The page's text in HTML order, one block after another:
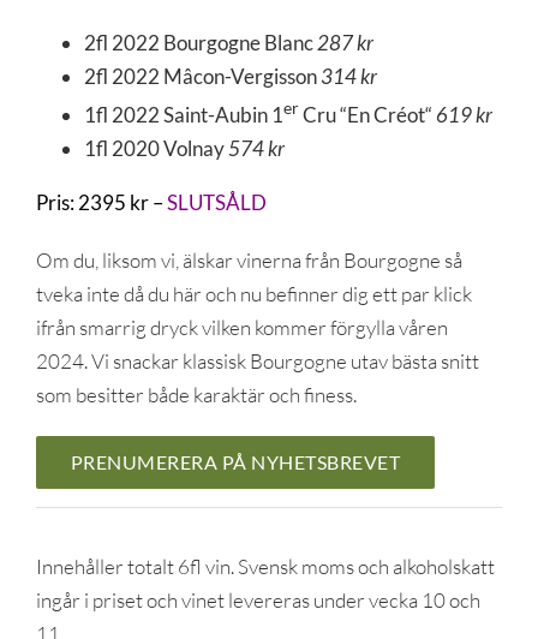
2fl 2022 Bourgogne Blanc287 kr
2fl 2022 Mâcon-Vergisson314 kr
1fl 2022 Saint-Aubin 1erCru “En Créot“ 619 kr
1fl 2020 Volnay574 kr
Pris: 2395 kr –SLUTSÅLD
Om du, liksom vi, älskar vinerna från Bourgogne så
tveka inte då du här och nu befinner dig ett par klick
ifrån smarrig dryck vilken kommer förgylla våren
2024. Vi snackar klassisk Bourgogne utav bästa snitt
som besitter både karaktär och finess.
PRENUMERERA PÅ NYHETSBREVET
Innehåller totalt 6fl vin. Svensk moms och alkoholskatt
ingår i priset och vinet levereras under vecka 10 och
11.